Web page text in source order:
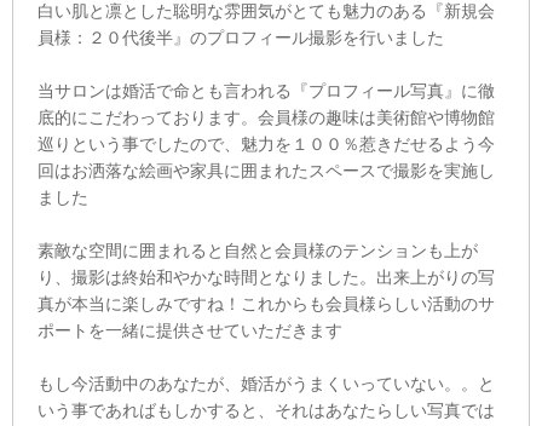
白い肌と凛とした聡明な雰囲気がとても魅力のある『新規会
員様：２０代後半』のプロフィール撮影を行いました
当サロンは婚活で命とも言われる『プロフィール写真』に徹
底的にこだわっております。会員様の趣味は美術館や博物館
巡りという事でしたので、魅力を１００％惹きだせるよう今
回はお洒落な絵画や家具に囲まれたスペースで撮影を実施し
ました
素敵な空間に囲まれると自然と会員様のテンションも上が
り、撮影は終始和やかな時間となりました。出来上がりの写
真が本当に楽しみですね！これからも会員様らしい活動のサ
ポートを一緒に提供させていただきます
もし今活動中のあなたが、婚活がうまくいっていない。。と
いう事であればもしかすると、それはあなたらしい写真では